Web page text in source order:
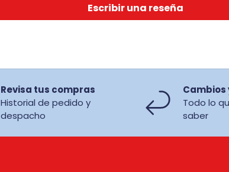
Escribir una reseña
Revisa tus compras
Historial de pedido y
despacho
Cambios
Todo lo
saber